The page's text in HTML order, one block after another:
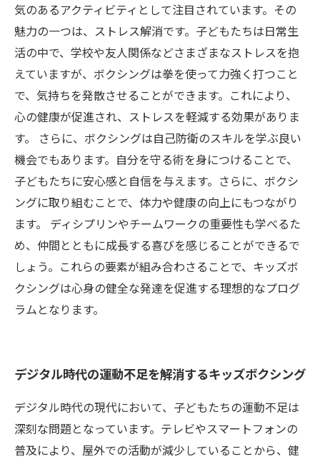
気のあるアクティビティとして注目されています。その
魅力の一つは、ストレス解消です。子どもたちは日常生
活の中で、学校や友人関係などさまざまなストレスを抱
えていますが、ボクシングは拳を使って力強く打つこと
で、気持ちを発散させることができます。これにより、
心の健康が促進され、ストレスを軽減する効果がありま
す。 さらに、ボクシングは自己防衛のスキルを学ぶ良い
機会でもあります。自分を守る術を身につけることで、
子どもたちに安心感と自信を与えます。さらに、ボクシ
ングに取り組むことで、体力や健康の向上にもつながり
ます。 ディシプリンやチームワークの重要性も学べるた
め、仲間とともに成長する喜びを感じることができるで
しょう。これらの要素が組み合わさることで、キッズボ
クシングは心身の健全な発達を促進する理想的なプログ
ラムとなります。
デジタル時代の運動不足を解消するキッズボクシング
デジタル時代の現代において、子どもたちの運動不足は
深刻な問題となっています。テレビやスマートフォンの
普及により、屋外での活動が減少していることから、健